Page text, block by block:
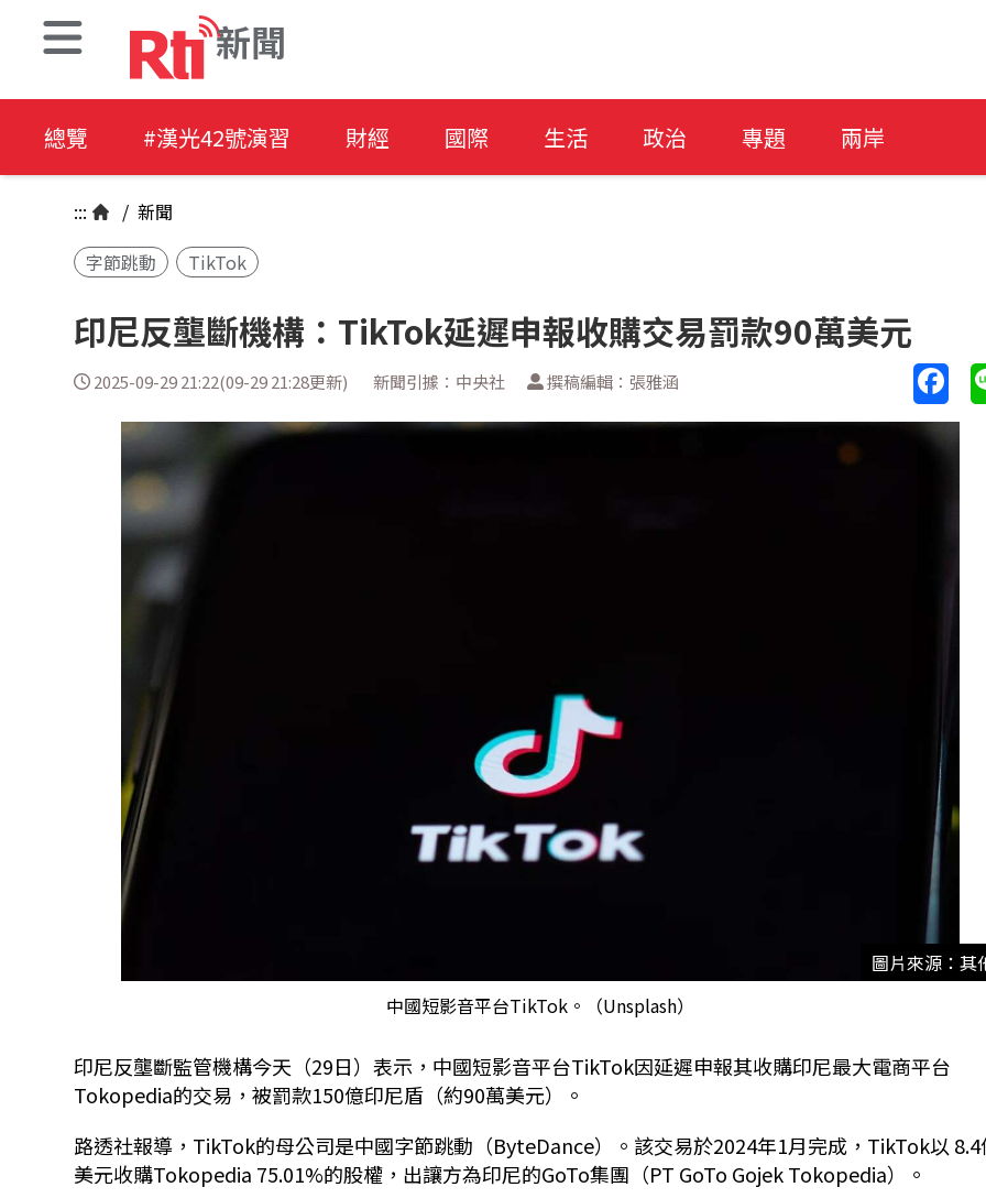
新聞
總覽 #漢光42號演習 財經 國際 生活 政治 專題 兩岸
::: / 新聞
字節跳動
TikTok
印尼反壟斷機構：TikTok延遲申報收購交易罰款90萬美元
2025-09-29 21:22(09-29 21:28更新) 新聞引據：中央社 撰稿編輯：張雅涵
圖片來源：其
中國短影音平台TikTok。（Unsplash）
印尼反壟斷監管機構今天 （29日）表示，中國短影音平台TikTok因延遲申報其收購印尼最大電商平台
Tokopedia的交易，被罰款150億印尼盾（約90萬美元）。
路透社報導，TikTok的母公司是中國字節跳動（ByteDance）。該交易於2024年1月完成，TikTok以 8.4
美元收購Tokopedia 75.01%的股權，出讓方為印尼的GoTo集團（PT GoTo Gojek Tokopedia）。